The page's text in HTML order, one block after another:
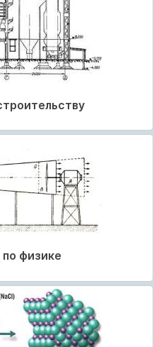
физике